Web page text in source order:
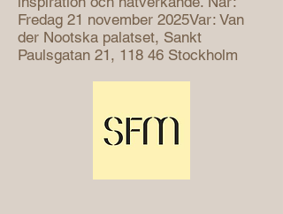
Fredag 21 november 2025Var: Van
der Nootska palatset, Sankt
Paulsgatan 21, 118 46 Stockholm